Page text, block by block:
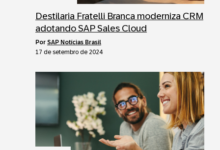
Destilaria Fratelli Branca moderniza CRM
adotando SAP Sales Cloud
por SAP Notícias Brasil
17 de setembro de 2024